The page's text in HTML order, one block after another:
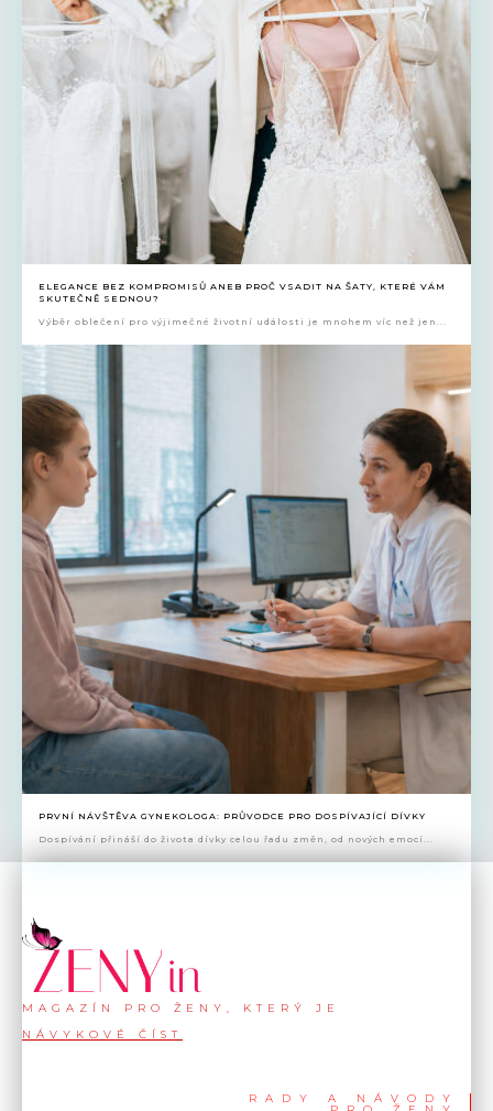
ELEGANCE BEZ KOMPROMISŮ ANEB PROČ VSADIT NA ŠATY, KTERÉ VÁM
SKUTEČNĚ SEDNOU?
Výběr oblečení pro výjimečné životní události je mnohem víc než jen...
PRVNÍ NÁVŠTĚVA GYNEKOLOGA: PRŮVODCE PRO DOSPÍVAJÍCÍ DÍVKY
Dospívání přináší do života dívky celou řadu změn, od nových emocí...
MAGAZÍN PRO ŽENY, KTERÝ JE
NÁVYKOVÉ ČÍST
RADY A NÁVODY